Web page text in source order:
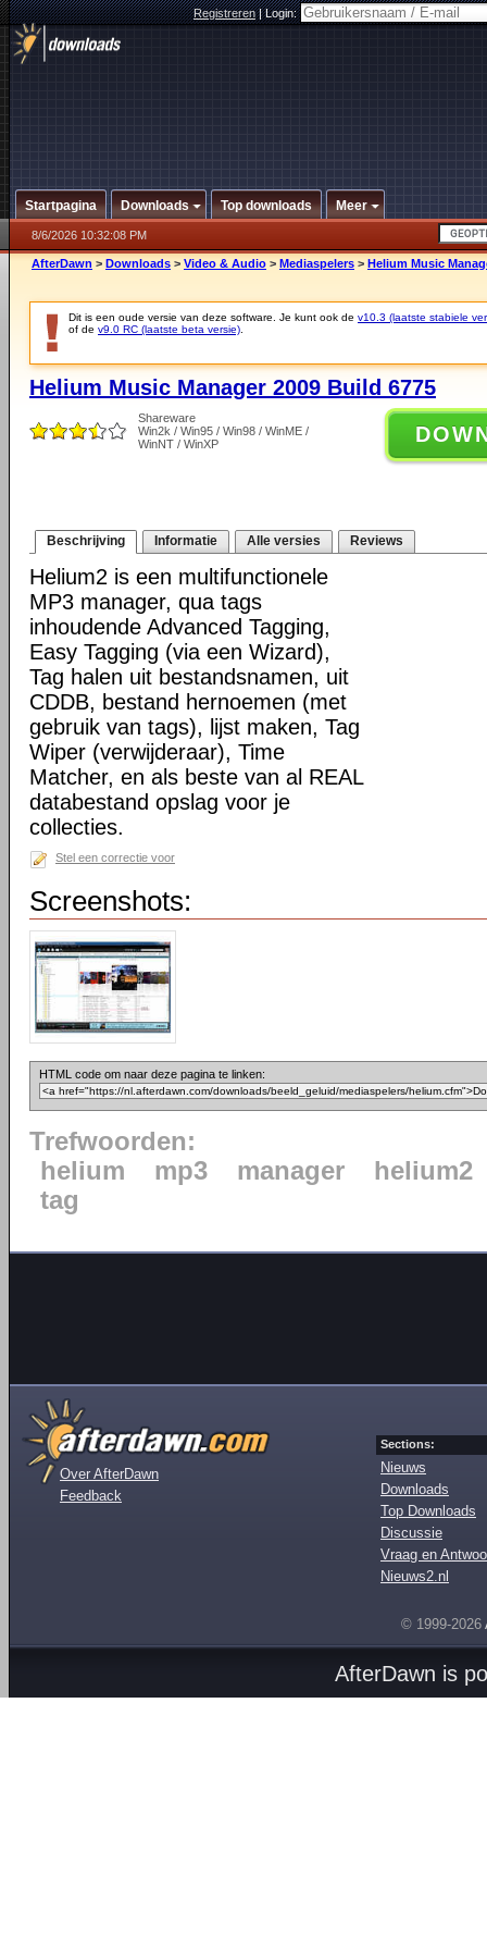
Registreren|Login:
Startpagina Downloads Top downloads Meer
8/6/2026 10:32:08 PM
AfterDawn > Downloads > Video & Audio > Mediaspelers > Helium Music
Dit is een oude versie van deze software. Je kunt ook de v10.3 (laatste stabiele
of de v9.0 RC (laatste beta versie)
Helium Music Manager 2009 Build 6775
Shareware
Win2k / Win95 / Win98 / WinME /
WinNT / WinXP
Beschrijving Informatie Alle versies Reviews
Helium2 is een multifunctionele
MP3 manager, qua tags
inhoudende Advanced Tagging,
Easy Tagging (via een Wizard),
Tag halen uit bestandsnamen, uit
CDDB, bestand hernoemen (met
gebruik van tags), lijst maken, Tag
Wiper (verwijderaar), Time
Matcher, en als beste van al REAL
databestand opslag voor je
collecties.
Stel een correctie voor
Screenshots:
HTML code om naar deze pagina te linken:
Trefwoorden:
helium
mp3 manager
helium2
tag
Over AfterDawn
Feedback
Sections:
Nieuws
Downloads
Top Downloads
Discussie
Vraag en
Nieuws2.nl
© 1999-2026
AfterDawn is